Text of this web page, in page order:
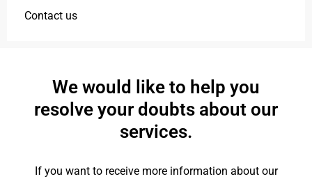
Contact us
We would like to help you
resolve your doubts about our
services.
If you want to receive more information about our